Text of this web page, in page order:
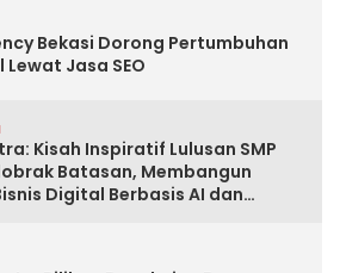
Bekasi Dorong Pertumbuhan
Lewat Jasa SEO
Kisah Inspiratif Lulusan SMP
Batasan, Membangun
Digital Berbasis AI dan